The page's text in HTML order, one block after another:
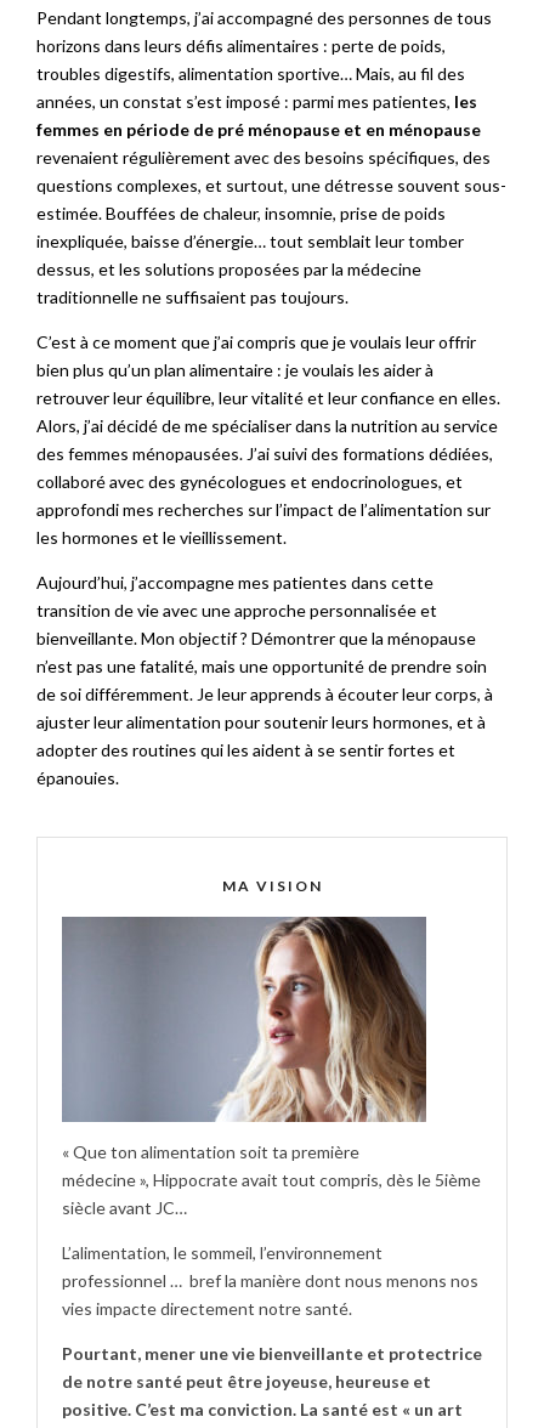
Pendant longtemps, j’ai accompagné des personnes de tous
horizons dans leurs défis alimentaires : perte de poids,
troubles digestifs, alimentation sportive… Mais, au fil des
années, un constat s’est imposé : parmi mes patientes, les
femmes en période de pré ménopause et en ménopause
revenaient régulièrement avec des besoins spécifiques, des
questions complexes, et surtout, une détresse souvent sous-
estimée. Bouffées de chaleur, insomnie, prise de poids
inexpliquée, baisse d’énergie… tout semblait leur tomber
dessus, et les solutions proposées par la médecine
traditionnelle ne suffisaient pas toujours.
C’est à ce moment que j’ai compris que je voulais leur offrir
bien plus qu’un plan alimentaire : je voulais les aider à
retrouver leur équilibre, leur vitalité et leur confiance en elles.
Alors, j’ai décidé de me spécialiser dans la nutrition au service
des femmes ménopausées. J’ai suivi des formations dédiées,
collaboré avec des gynécologues et endocrinologues, et
approfondi mes recherches sur l’impact de l’alimentation sur
les hormones et le vieillissement.
Aujourd’hui, j’accompagne mes patientes dans cette
transition de vie avec une approche personnalisée et
bienveillante. Mon objectif ? Démontrer que la ménopause
n’est pas une fatalité, mais une opportunité de prendre soin
de soi différemment. Je leur apprends à écouter leur corps, à
ajuster leur alimentation pour soutenir leurs hormones, et à
adopter des routines qui les aident à se sentir fortes et
épanouies.
MA VISION
« Que ton alimentation soit ta première
médecine », Hippocrate avait tout compris, dès le 5ième
siècle avant JC…
L’alimentation, le sommeil, l’environnement
professionnel … bref la manière dont nous menons nos
vies impacte directement notre santé.
Pourtant, mener une vie bienveillante et protectrice
de notre santé peut être joyeuse, heureuse et
positive. C’est ma conviction. La santé est « un art